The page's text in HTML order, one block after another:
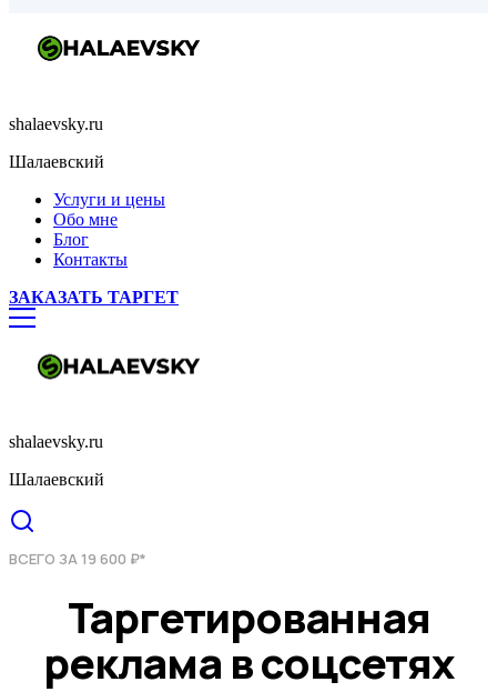
shalaevsky.ru
Шалаевский
Услуги и цены
Обо мне
Блог
Контакты
ЗАКАЗАТЬ ТАРГЕТ
shalaevsky.ru
Шалаевский
ВСЕГО ЗА 19 600 ₽*
Таргетированная
реклама в соцсетях